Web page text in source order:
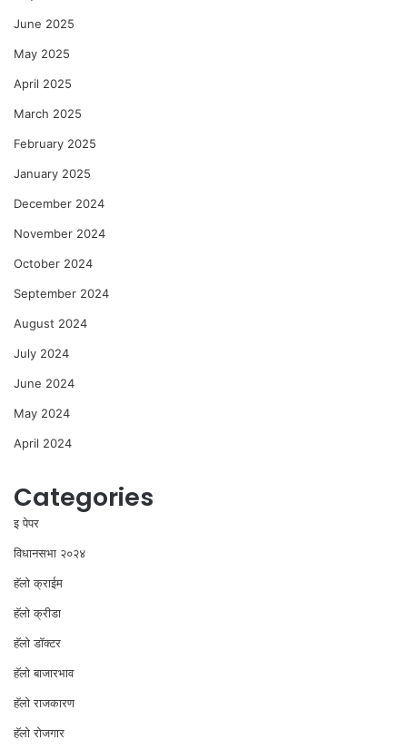
June 2025
May 2025
April 2025
March 2025
February 2025
January 2025
December 2024
November 2024
October 2024
September 2024
August 2024
July 2024
June 2024
May 2024
April 2024
Categories
इ पेपर
विधानसभा २०२४
⁠हॅलो क्राईम
हॅलो क्रीडा
हॅलो डॉक्टर
हॅलो बाजारभाव
हॅलो राजकारण
⁠हॅलो रोजगार